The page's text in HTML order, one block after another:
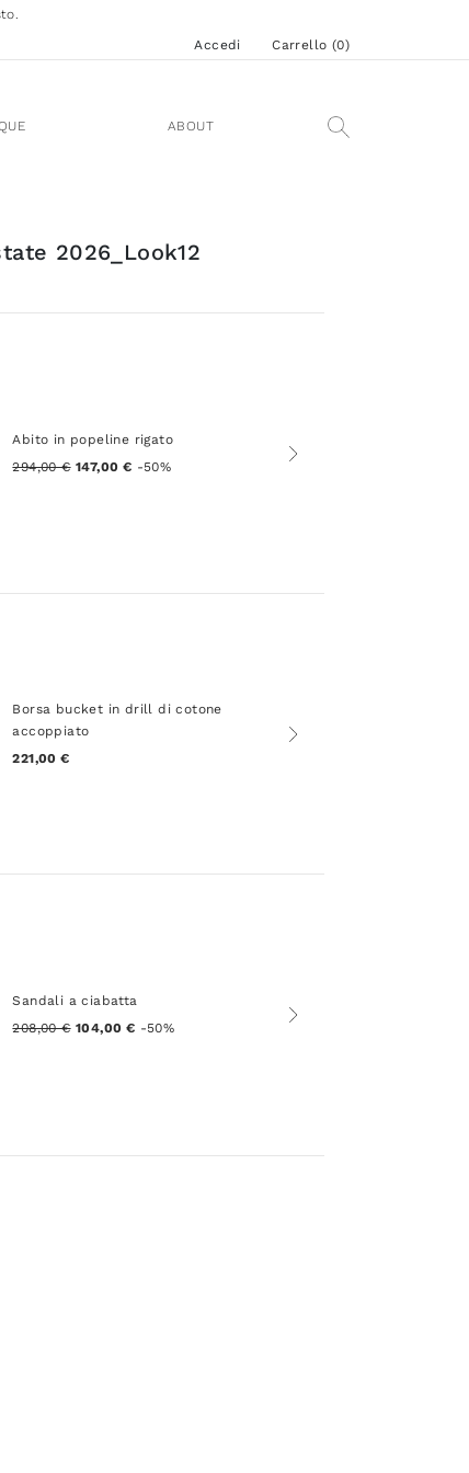
Accedi Carrello (0)
ABOUT
2026_Look12
Abito in popeline rigato
294,00 € 147,00 € -50%
Borsa bucket in drill di cotone
accoppiato
221,00 €
Sandali a ciabatta
208,00 € 104,00 € -50%